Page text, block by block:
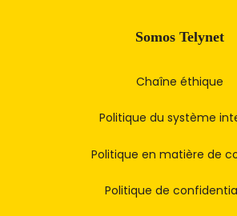
Somos Telynet
Chaîne éthique
Politique du système
Politique en matière de
Politique de